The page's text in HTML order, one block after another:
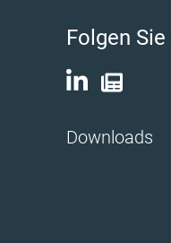
Folgen
Downloads